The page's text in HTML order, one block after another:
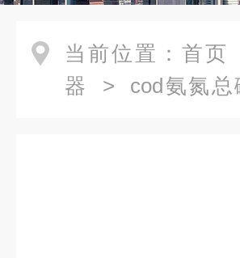
当前位置： 首页
器 > cod氨氮